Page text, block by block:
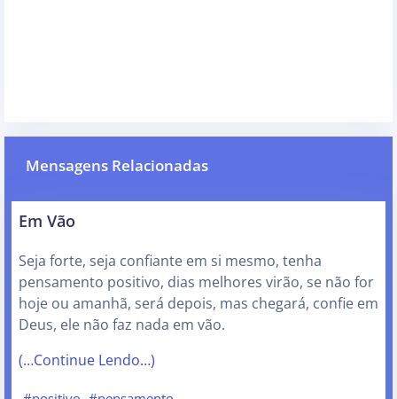
Mensagens Relacionadas
Em Vão
Seja forte, seja confiante em si mesmo, tenha
pensamento positivo, dias melhores virão, se não for
hoje ou amanhã, será depois, mas chegará, confie em
Deus, ele não faz nada em vão.
(…Continue Lendo…)